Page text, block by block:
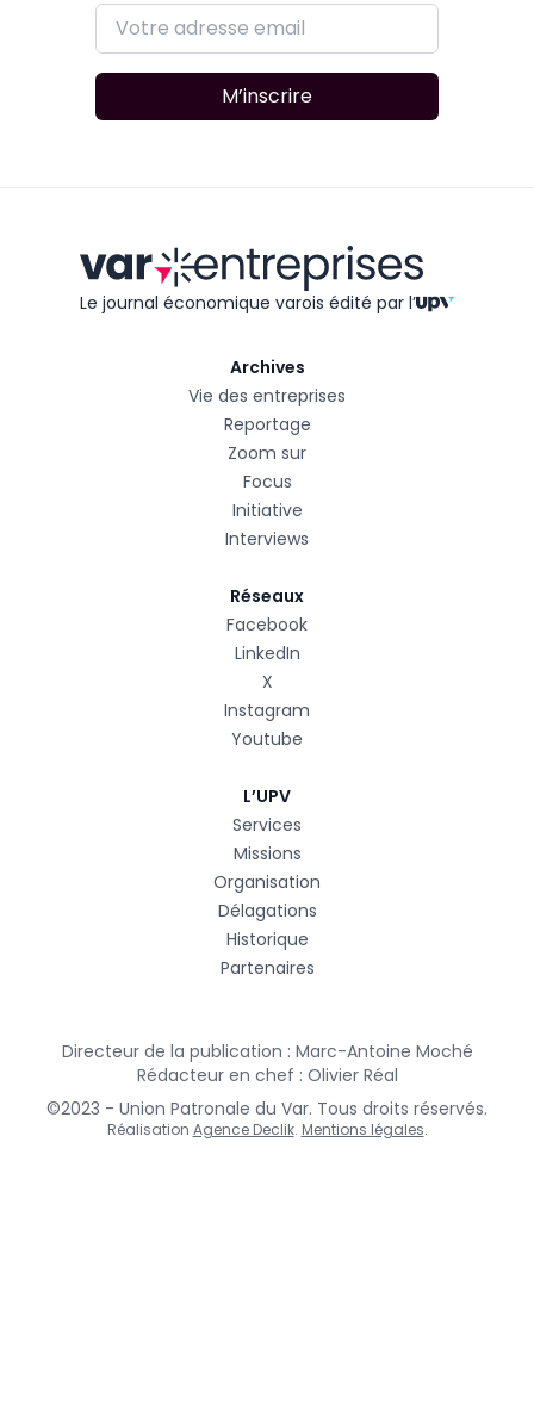
M’inscrire
Le journal économique varois édité par l’
Archives
Vie des entreprises
Reportage
Zoom sur
Focus
Initiative
Interviews
Réseaux
Facebook
LinkedIn
X
Instagram
Youtube
L’UPV
Services
Missions
Organisation
Délagations
Historique
Partenaires
Directeur de la publication : Marc-Antoine Moché
Rédacteur en chef : Olivier Réal
©2023 - Union Patronale du Var. Tous droits réservés.
Réalisation Agence Declik. Mentions légales.